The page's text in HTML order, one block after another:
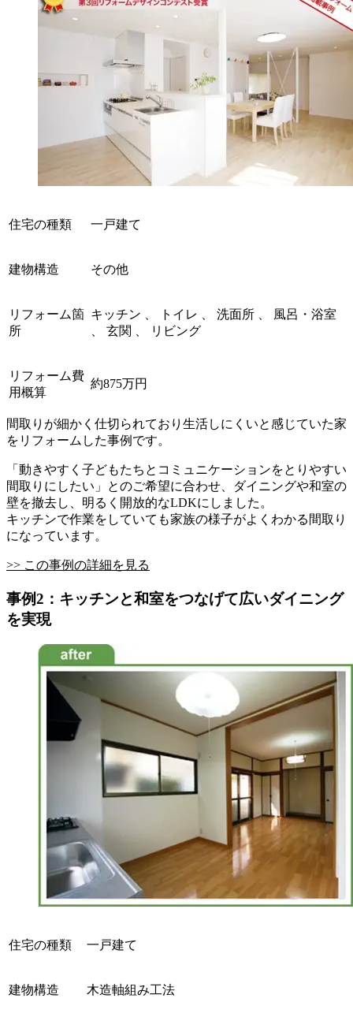
住宅の種類 一戸建て
建物構造 その他
リフォーム箇
所
キッチン 、 トイレ 、 洗面所 、 風呂・浴室
、 玄関 、 リビング
リフォーム費
用概算
約875万円
間取りが細かく仕切られており生活しにくいと感じていた家
をリフォームした事例です。
「動きやすく子どもたちとコミュニケーションをとりやすい
間取りにしたい」とのご希望に合わせ、ダイニングや和室の
壁を撤去し、明るく開放的なLDKにしました。
キッチンで作業をしていても家族の様子がよくわかる間取り
になっています。
>> この事例の詳細を見る
事例2：キッチンと和室をつなげて広いダイニング
を実現
住宅の種類 一戸建て
建物構造 木造軸組み工法